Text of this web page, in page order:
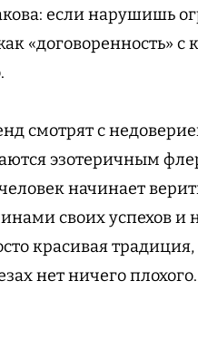
если нарушишь
«договоренность»
смотрят с
эзотеричным
начинает
своих успехов
красивая
нет ничего